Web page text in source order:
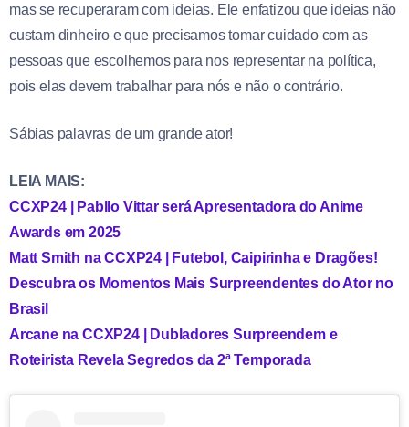
mas se recuperaram com ideias. Ele enfatizou que ideias não
custam dinheiro e que precisamos tomar cuidado com as
pessoas que escolhemos para nos representar na política,
pois elas devem trabalhar para nós e não o contrário.
Sábias palavras de um grande ator!
LEIA MAIS:
CCXP24 | Pabllo Vittar será Apresentadora do Anime
Awards em 2025
Matt Smith na CCXP24 | Futebol, Caipirinha e Dragões!
Descubra os Momentos Mais Surpreendentes do Ator no
Brasil
Arcane na CCXP24 | Dubladores Surpreendem e
Roteirista Revela Segredos da 2ª Temporada